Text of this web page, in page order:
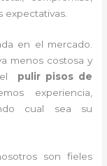
expectativas.
en el mercado.
menos costosa y
el pulir pisos de
experiencia,
cual sea su
son fieles